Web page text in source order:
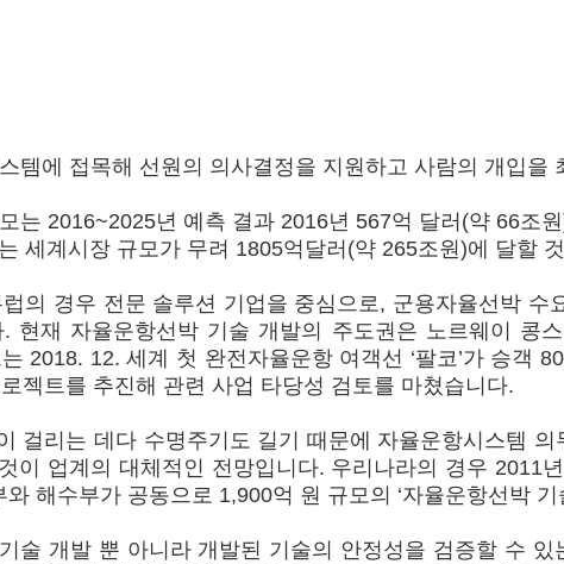
템에 접목해 선원의 의사결정을 지원하고 사람의 개입을
는 2016~2025년 예측 결과 2016년 567억 달러(약 66조
세계시장 규모가 무려 1805억달러(약 265조원)에 달할
의 경우 전문 솔루션 기업을 중심으로, 군용자율선박
현재 자율운항선박 기술 개발의 주도권은 노르웨이 콩
2018. 12. 세계 첫 완전자율운항 여객선 ‘팔코’가 승객
젝트를 추진해 관련 사업 타당성 검토를 마쳤습니다.
걸리는 데다 수명주기도 길기 때문에 자율운항시스템
이 업계의 대체적인 전망입니다. 우리나라의 경우 2011
해수부가 공동으로 1,900억 원 규모의 ‘자율운항선박
술 개발 뿐 아니라 개발된 기술의 안정성을 검증할 수